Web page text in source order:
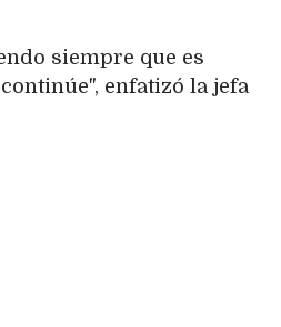
siempre que es
enfatizó la jefa